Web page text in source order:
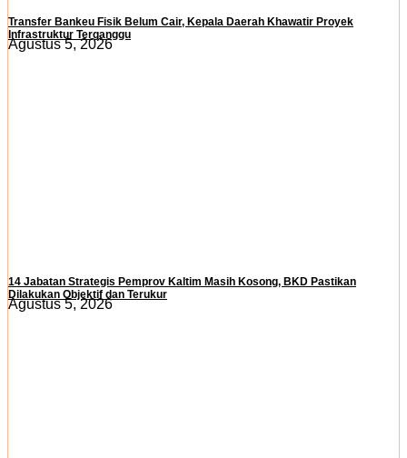
Transfer Bankeu Fisik Belum Cair, Kepala Daerah Khawatir Proyek
Infrastruktur Terganggu
Agustus 5, 2026
14 Jabatan Strategis Pemprov Kaltim Masih Kosong, BKD Pastikan
Dilakukan Objektif dan Terukur
Agustus 5, 2026